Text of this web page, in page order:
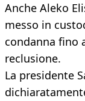
Anche Aleko
messo in
condanna fino
reclusione.
La presidente